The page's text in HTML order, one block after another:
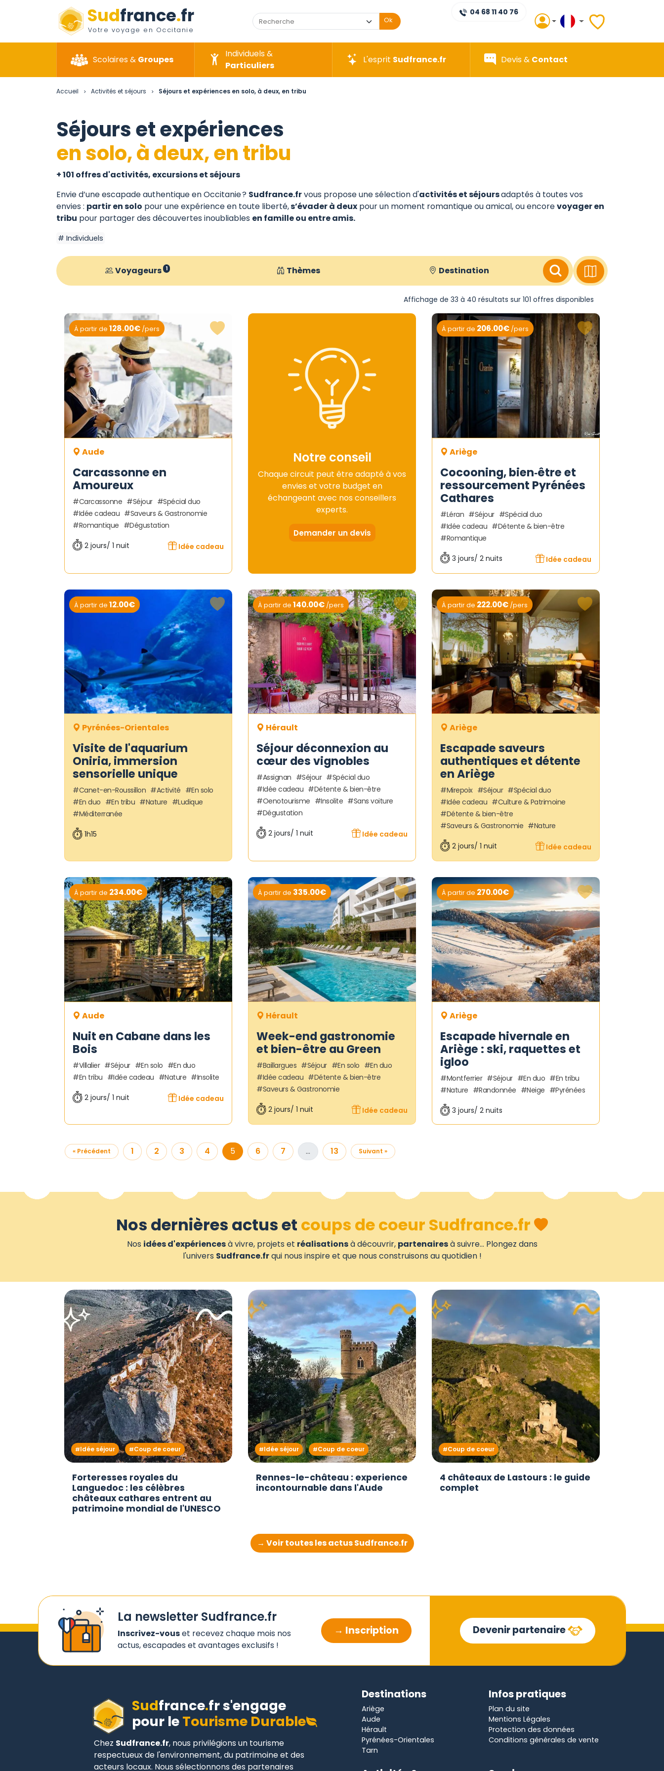
Sudfrance.fr
Votre voyage en Occitanie
Ok
04 68 11 40 76
Scolaires & Groupes
Individuels &
Particuliers
L'esprit Sudfrance.fr Devis & Contact
Accueil > Activités et séjours > Séjours et expériences en solo, à deux, en tribu
Séjours et expériences
en solo, à deux, en tribu
+ 101 offres d'activités, excursions et séjours
Envie d’une escapade authentique en Occitanie ? Sudfrance.frvous propose une sélection d'activités et séjoursadaptés à toutes vos
envies : partir en solo pour une expérience en toute liberté,s’évader à deux pour un moment romantique ou amical, ou encorevoyager en
tribu pour partager des découvertes inoubliables en famille ou entre amis.
Individuels
Voyageurs 1 Thèmes Destination
Affichage de 33 à 40 résultats sur 101 offres disponibles
Carcassonne en
Amoureux
Aude
À partir de 128.00€ /pers
Carcassonne Séjour
Spécial duo
Idée cadeau
Saveurs & Gastronomie
Romantique
Dégustation
2 jours/ 1 nuit Idée cadeau
Notre conseil
Chaque circuit peut être adapté à vos
envies et votre budget en
échangeant avec nos conseillers
experts.
Demander un devis
Cocooning, bien‑être et
ressourcement Pyrénées
Cathares
Ariège
À partir de 206.00€ /pers
Léran Séjour
Spécial duo
Idée cadeau
Détente & bien-être
Romantique
3 jours/ 2 nuits Idée cadeau
Visite de l'aquarium
Oniria, immersion
sensorielle unique
Pyrénées-Orientales
À partir de 12.00€
Canet-en-Roussillon Activité
En solo
En duo
En tribu Nature
Ludique
Méditerranée
1h15
Séjour déconnexion au
cœur des vignobles
Hérault
À partir de 140.00€ /pers
Assignan Séjour
Spécial duo
Idée cadeau
Détente & bien-être
Oenotourisme
Insolite
Sans voiture
Dégustation
2 jours/ 1 nuit Idée cadeau
Escapade saveurs
authentiques et détente
en Ariège
Ariège
À partir de 222.00€ /pers
Mirepoix Séjour
Spécial duo
Idée cadeau
Culture & Patrimoine
Détente & bien-être
Saveurs & Gastronomie
Nature
2 jours/ 1 nuit Idée cadeau
Nuit en Cabane dans les
Bois
Aude
À partir de 234.00€
Villalier Séjour En solo
En duo
En tribu
Idée cadeau Nature Insolite
2 jours/ 1 nuit Idée cadeau
Week-end gastronomie
et bien-être au Green
Hérault
À partir de 335.00€
Baillargues Séjour En solo
En duo
Idée cadeau
Détente & bien-être
Saveurs & Gastronomie
2 jours/ 1 nuit Idée cadeau
Escapade hivernale en
Ariège : ski, raquettes et
igloo
Ariège
À partir de 270.00€
Montferrier Séjour En duo
En tribu
Nature
Randonnée Neige Pyrénées
3 jours/ 2 nuits
« Précédent 1 2 3 4 5 6 7 … 13 Suivant »
Nos dernières actus et coups de coeur Sudfrance.fr
Nos idées d'expériencesà vivre, projets et réalisationsà découvrir, partenairesà suivre... Plongez dans
l'univers Sudfrance.frqui nous inspire et que nous construisons au quotidien !
Forteresses royales du
Languedoc : les célèbres
châteaux cathares entrent au
patrimoine mondial de l'UNESCO
Idée séjour Coup de coeur
Rennes-le-château : experience
incontournable dans l'Aude
Idée séjour Coup de coeur
4 châteaux de Lastours : le guide
complet
Coup de coeur
→ Voir toutes les actus Sudfrance.fr
La newsletter Sudfrance.fr
Inscrivez-vouset recevez chaque mois nos
actus, escapades et avantages exclusifs !
→ Inscription Devenir partenaire
Sudfrance.frs'engage
pour leTourisme Durable
Chez Sudfrance.fr, nous privilégions un tourisme
respectueux de l'environnement, du patrimoine et des
acteurs locaux. Nous sélectionnons des partenaires
Destinations
Ariège
Aude
Hérault
Pyrénées-Orientales
Tarn
Infos pratiques
Plan du site
Mentions Légales
Protection des données
Conditions générales de vente